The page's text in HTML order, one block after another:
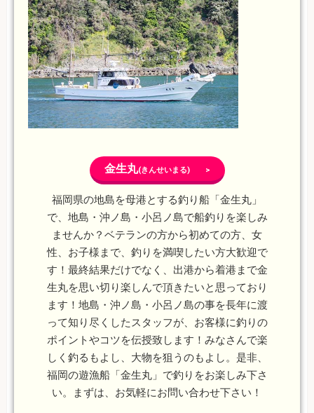
金生丸(きんせいまる) >
福岡県の地島を母港とする釣り船「金生丸」
で、地島・沖ノ島・小呂ノ島で船釣りを楽しみ
ませんか？ベテランの方から初めての方、女
性、お子様まで、釣りを満喫したい方大歓迎で
す！最終結果だけでなく、出港から着港まで金
生丸を思い切り楽しんで頂きたいと思っており
ます！地島・沖ノ島・小呂ノ島の事を長年に渡
って知り尽くしたスタッフが、お客様に釣りの
ポイントやコツを伝授致します！みなさんで楽
しく釣るもよし、大物を狙うのもよし。是非、
福岡の遊漁船「金生丸」で釣りをお楽しみ下さ
い。まずは、お気軽にお問い合わせ下さい！